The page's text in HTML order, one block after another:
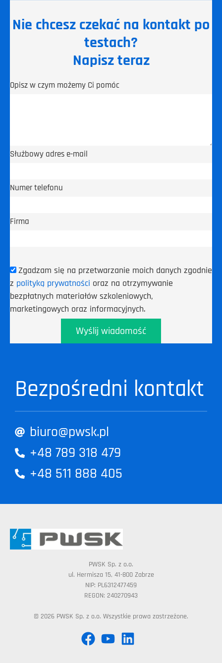
Nie chcesz czekać na kontakt po
testach?
Napisz teraz
Opisz w czym możemy Ci pomóc
Służbowy adres e-mail
Numer telefonu
Firma
Zgadzam się na przetwarzanie moich danych zgodnie
z polityką prywatności oraz na otrzymywanie
bezpłatnych materiałów szkoleniowych,
marketingowych oraz informacyjnych.
Wyślij wiadomość
Bezpośredni kontakt
biuro@pwsk.pl
+48 789 318 479
+48 511 888 405
PWSK Sp. z o.o.
ul. Hermisza 15, 41-800 Zabrze
NIP: PL6312477459
REGON: 240270943
© 2026 PWSK Sp. z o.o. Wszystkie prawa zastrzeżone.